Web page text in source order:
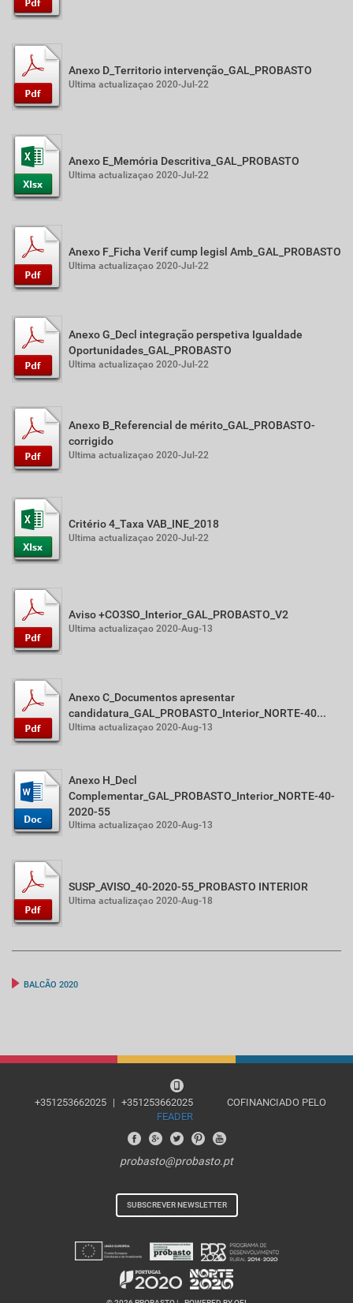
Anexo D_Territorio intervenção_GAL_PROBASTO
Ultima actualizaçao 2020-Jul-22
Anexo E_Memória Descritiva_GAL_PROBASTO
Ultima actualizaçao 2020-Jul-22
Anexo F_Ficha Verif cump legisl Amb_GAL_PROBASTO
Ultima actualizaçao 2020-Jul-22
Anexo G_Decl integração perspetiva Igualdade
Oportunidades_GAL_PROBASTO
Ultima actualizaçao 2020-Jul-22
Anexo B_Referencial de mérito_GAL_PROBASTO-
corrigido
Ultima actualizaçao 2020-Jul-22
Critério 4_Taxa VAB_INE_2018
Ultima actualizaçao 2020-Jul-22
Aviso +CO3SO_Interior_GAL_PROBASTO_V2
Ultima actualizaçao 2020-Aug-13
Anexo C_Documentos apresentar
candidatura_GAL_PROBASTO_Interior_NORTE-40...
Ultima actualizaçao 2020-Aug-13
Anexo H_Decl
Complementar_GAL_PROBASTO_Interior_NORTE-40-
2020-55
Ultima actualizaçao 2020-Aug-13
SUSP_AVISO_40-2020-55_PROBASTO INTERIOR
Ultima actualizaçao 2020-Aug-18
BALCÃO 2020
+351253662025 | +351253662025
COFINANCIADO PELO
FEADER
probasto@probasto.pt
SUBSCREVER NEWSLETTER